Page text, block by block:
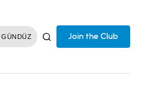
GÜNDÜZ Join the Club